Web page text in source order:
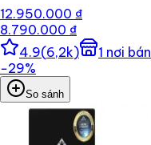
12.950.000 ₫
8.790.000 ₫
4.9(6,2k) 1 nơi bán
−29%
So sánh